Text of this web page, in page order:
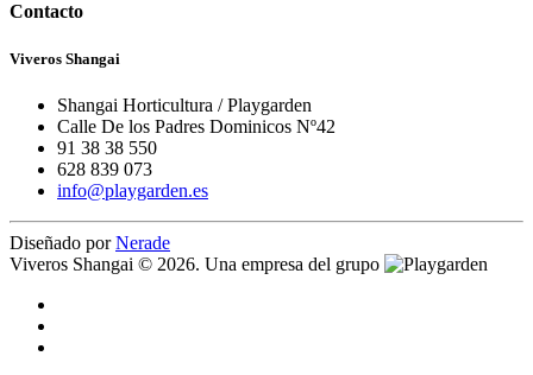
Contacto
Viveros Shangai
Shangai Horticultura / Playgarden
Calle De los Padres Dominicos Nº42
91 38 38 550
628 839 073
info@playgarden.es
Diseñado porNerade
Viveros Shangai © 2026. Una empresa del grupo